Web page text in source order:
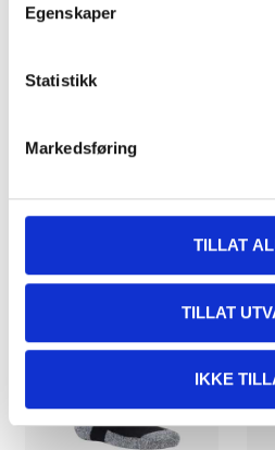
Egenskaper
Statistikk
Markedsføring
TILLAT
TILLAT
IKKE